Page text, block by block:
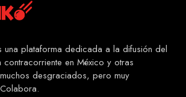
una plataforma dedicada a la difusión del
contracorriente en México y otras
desgraciados, pero muy